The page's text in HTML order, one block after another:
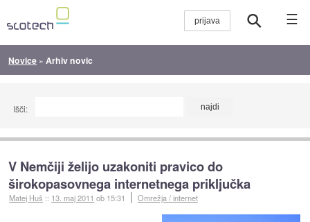
☰
Novice » Arhiv novic
Išči:
V Nemčiji želijo uzakoniti pravico do
širokopasovnega internetnega priključka
Matej Huš :: 13. maj 2011 ob 15:31 Omrežja / internet